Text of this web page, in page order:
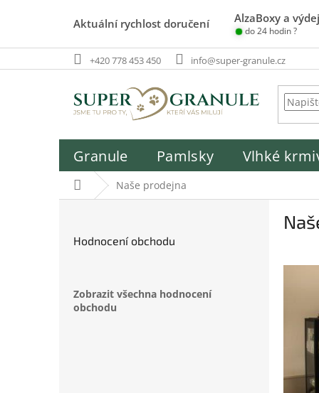
Aktuální rychlost doručení AlzaBoxy a
do 24 hodin ?
+420 778 453 450 info@super-granule.cz
Granule Pamlsky Vlhké
Domů Naše prodejna
Hodnocení obchodu
Zobrazit všechna hodnocení
obchodu